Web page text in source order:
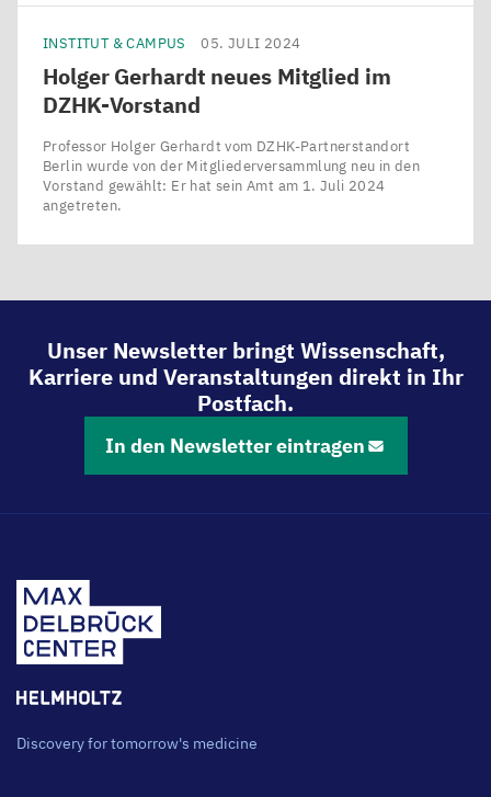
INSTITUT & CAMPUS 05. JULI 2024
Holger Gerhardt neues Mitglied im
DZHK-Vorstand
Professor Holger Gerhardt vom DZHK-Partnerstandort
Berlin wurde von der Mitgliederversammlung neu in den
Vorstand gewählt: Er hat sein Amt am 1. Juli 2024
angetreten.
Unser Newsletter bringt Wissenschaft,
Karriere und Veranstaltungen direkt in Ihr
Postfach.
In den Newsletter eintragen
Discovery for tomorrow's medicine